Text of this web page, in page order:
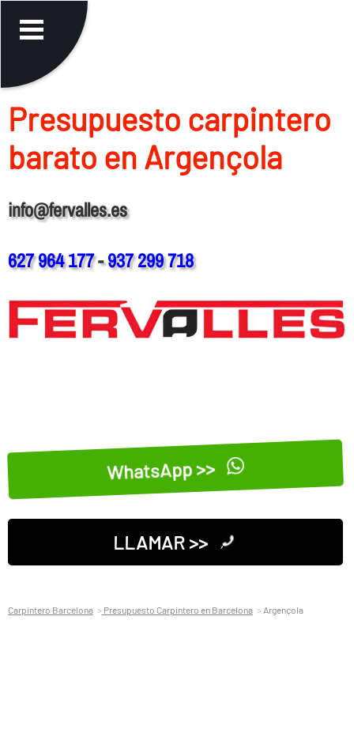
Presupuesto carpintero
barato en Argençola
info@fervalles.es
627 964 177-937 299 718
WhatsApp >>
LLAMAR >>
Carpintero Barcelona Presupuesto Carpintero en Barcelona Argençola